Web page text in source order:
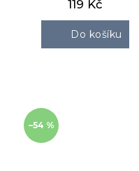
119 Kč
Do košíku
–54 %